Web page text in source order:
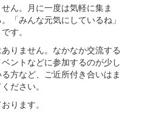
ん。月に一度は気軽に集ま
「みんな元気にしているね」
す。
りません。なかなか交流する
ントなどに参加するのが少し
方など、ご近所付き合いはま
ださい。
ります。